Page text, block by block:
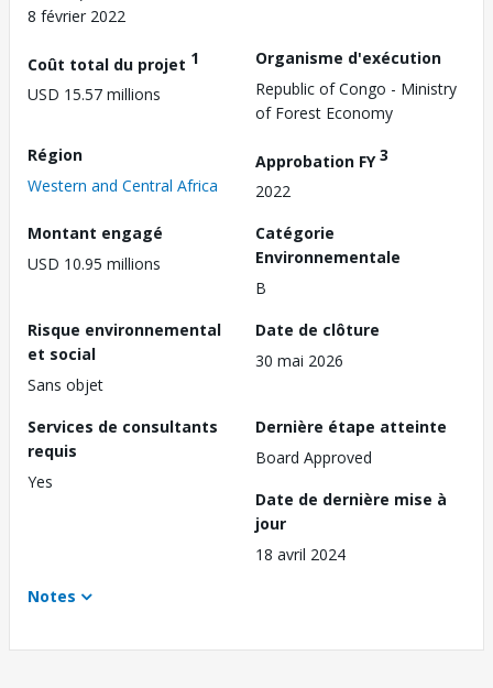
8 février 2022
Coût total du projet 1
USD 15.57 millions
Organisme d'exécution
Republic of Congo - Ministry
of Forest Economy
Région
Western and Central Africa
Approbation FY3
2022
Montant engagé
USD 10.95 millions
Catégorie
Environnementale
B
Risque environnemental
et social
Sans objet
Date de clôture
30 mai 2026
Services de consultants
requis
Yes
Dernière étape atteinte
Board Approved
Date de dernière mise à
jour
18 avril 2024
Notes